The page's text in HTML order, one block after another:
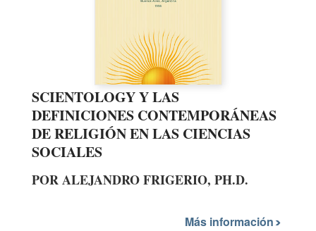
SCIENTOLOGY Y LAS
DEFINICIONES CONTEMPORÁNEAS
DE RELIGIÓN EN LAS CIENCIAS
SOCIALES
POR ALEJANDRO FRIGERIO, PH.D.
Más información